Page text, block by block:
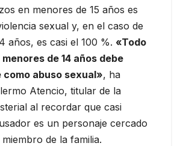
en menores de 15 años es
sexual y, en el caso de
años, es casi el 100 %. «Todo
de 14 años debe
abuso sexual», ha
Atencio, titular de la
al recordar que casi
es un personaje cercado
de la familia.